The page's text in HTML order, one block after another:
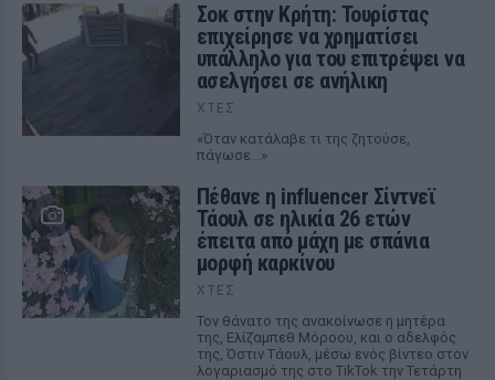
Σοκ στην Κρήτη: Τουρίστας
επιχείρησε να χρηματίσει
υπάλληλο για του επιτρέψει να
ασελγήσει σε ανήλικη
ΧΤΕΣ
«Όταν κατάλαβε τι της ζητούσε,
πάγωσε...»
Πέθανε η influencer Σίντνεϊ
Τάουλ σε ηλικία 26 ετών
έπειτα από μάχη με σπάνια
μορφή καρκίνου
ΧΤΕΣ
Τον θάνατο της ανακοίνωσε η μητέρα
της, Ελίζαμπεθ Μόροου, και ο αδελφός
της, Όστιν Τάουλ, μέσω ενός βίντεο στον
λογαριασμό της στο TikTok την Τετάρτη